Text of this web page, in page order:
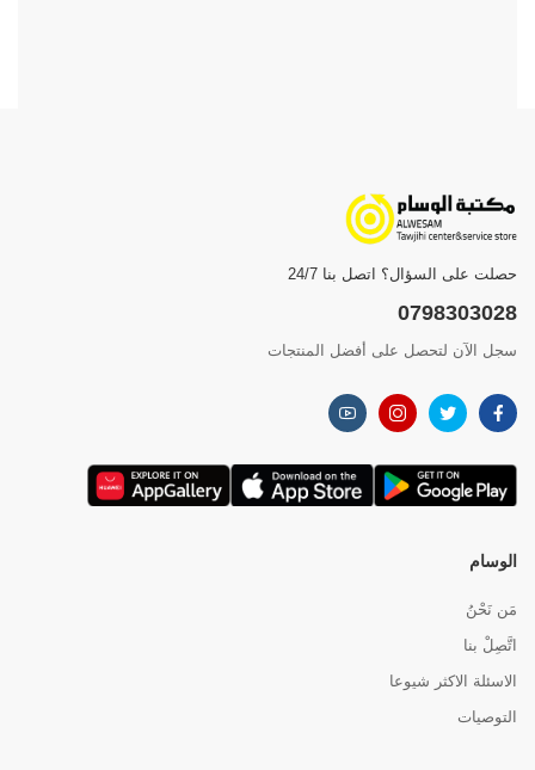
حصلت على السؤال؟ اتصل بنا 24/7
0798303028
سجل الآن لتحصل على أفضل المنتجات
الوسام
مَن نَحْنُ
اتَّصِلْ بنا
الاسئلة الاكثر شيوعا
التوصيات